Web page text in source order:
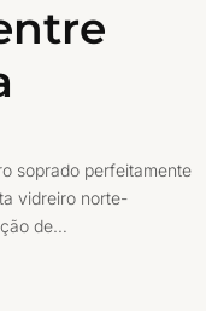
soprado perfeitamente
vidreiro norte-
de…